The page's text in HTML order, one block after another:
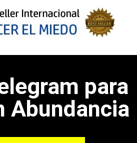
para
Abundancia